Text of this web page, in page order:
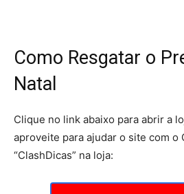
Como Resgatar o
Natal
Clique no link abaixo para abrir a
aproveite para ajudar o site com o
“ClashDicas” na loja: